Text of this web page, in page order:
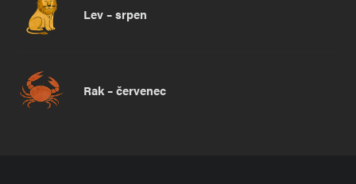
Lev – srpen
Rak – červenec